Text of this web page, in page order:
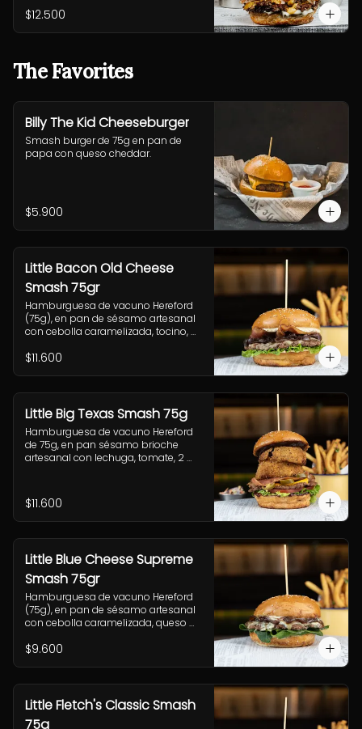
fritas con sides de coleslaw y salsa
cheddar.
$12.500
The Favorites
Billy The Kid Cheeseburger
Smash burger de 75g en pan de
papa con queso cheddar.
$5.900
Little Bacon Old Cheese
Smash 75gr
Hamburguesa de vacuno Hereford
(75g), en pan de sésamo artesanal
con cebolla caramelizada, tocino,
casera Uncle Fletch. Incluye papas
$11.600
Little Big Texas Smash 75g
Hamburguesa de vacuno Hereford
de 75g, en pan sésamo brioche
artesanal con lechuga, tomate, 2
Acompañamiento a elección y
coleslaw
$11.600
Little Blue Cheese Supreme
Smash 75gr
Hamburguesa de vacuno Hereford
(75g), en pan de sésamo artesanal
con cebolla caramelizada, queso
casera de queso azul. Incluye papas
$9.600
Little Fletch's Classic Smash
75g